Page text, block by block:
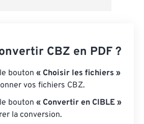
CBZ en PDF ?
bouton « Choisir les fichiers »
vos fichiers CBZ.
bouton « Convertir en CIBLE »
la conversion.